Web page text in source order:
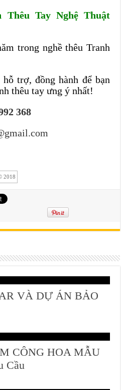
Thêu Tay Nghệ Thuật
trong nghề thêu Tranh
trợ, đồng hành để bạn
thêu tay ưng ý nhất!
368
2018
VÀ DỰ ÁN BẢO
CÔNG HOA MẪU
Cầu